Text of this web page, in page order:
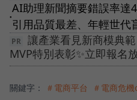
●
AI助理新聞摘要錯誤率達
引用品質最差、年輕世代
讓產業看見新商模典
MVP特別表彰✨立即報名
關鍵字： ＃電商平台 ＃電商危